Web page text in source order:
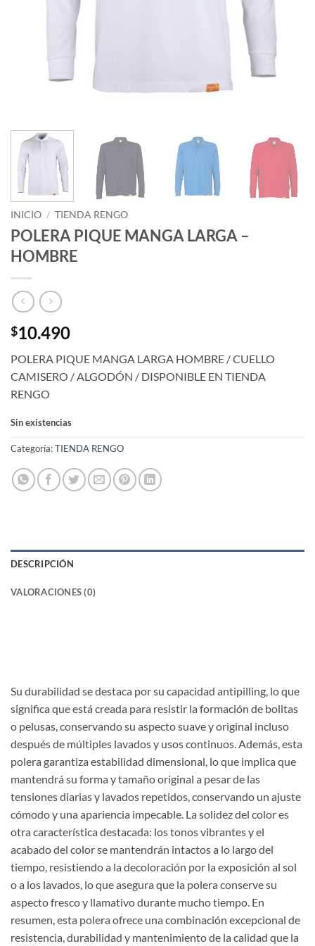
INICIO / TIENDA RENGO
POLERA PIQUE MANGA LARGA –
HOMBRE
$10.490
POLERA PIQUE MANGA LARGA HOMBRE / CUELLO
CAMISERO / ALGODÓN / DISPONIBLE EN TIENDA
RENGO
Sin existencias
Categoría:TIENDA RENGO
DESCRIPCIÓN
VALORACIONES (0)
Su durabilidad se destaca por su capacidad antipilling, lo que
significa que está creada para resistir la formación de bolitas
o pelusas, conservando su aspecto suave y original incluso
después de múltiples lavados y usos continuos. Además, esta
polera garantiza estabilidad dimensional, lo que implica que
mantendrá su forma y tamaño original a pesar de las
tensiones diarias y lavados repetidos, conservando un ajuste
cómodo y una apariencia impecable. La solidez del color es
otra característica destacada: los tonos vibrantes y el
acabado del color se mantendrán intactos a lo largo del
tiempo, resistiendo a la decoloración por la exposición al sol
o a los lavados, lo que asegura que la polera conserve su
aspecto fresco y llamativo durante mucho tiempo. En
resumen, esta polera ofrece una combinación excepcional de
resistencia, durabilidad y mantenimiento de la calidad que la